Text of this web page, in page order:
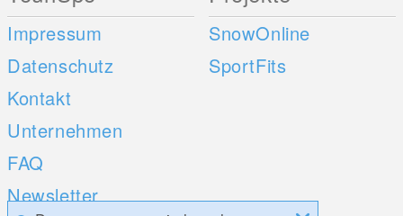
Impressum
Datenschutz
Kontakt
Unternehmen
FAQ
Newsletter
SnowOnline
SportFits